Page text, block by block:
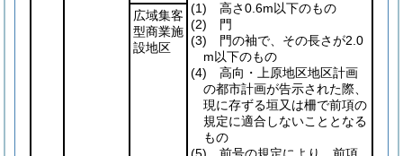
(1) 高さ0.6m以下のもの
(2) 門
(3) 門の袖で、その長さが2.0
m以下のもの
(4) 高向・上原地区地区計画
の都市計画が告示された際、
現に存ずる垣又は柵で前項の
規定に適合しないこととなる
もの
広域集客
型商業施
設地区